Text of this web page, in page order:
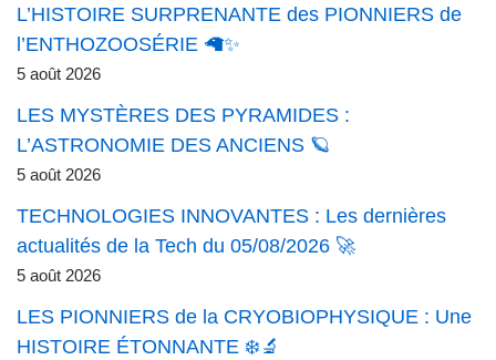
L’HISTOIRE SURPRENANTE des PIONNIERS de
l’ENTHOZOOSÉRIE 🦙✨
5 août 2026
LES MYSTÈRES DES PYRAMIDES :
L’ASTRONOMIE DES ANCIENS 🪐
5 août 2026
TECHNOLOGIES INNOVANTES : Les dernières
actualités de la Tech du 05/08/2026 🚀
5 août 2026
LES PIONNIERS de la CRYOBIOPHYSIQUE : Une
HISTOIRE ÉTONNANTE ❄️🔬